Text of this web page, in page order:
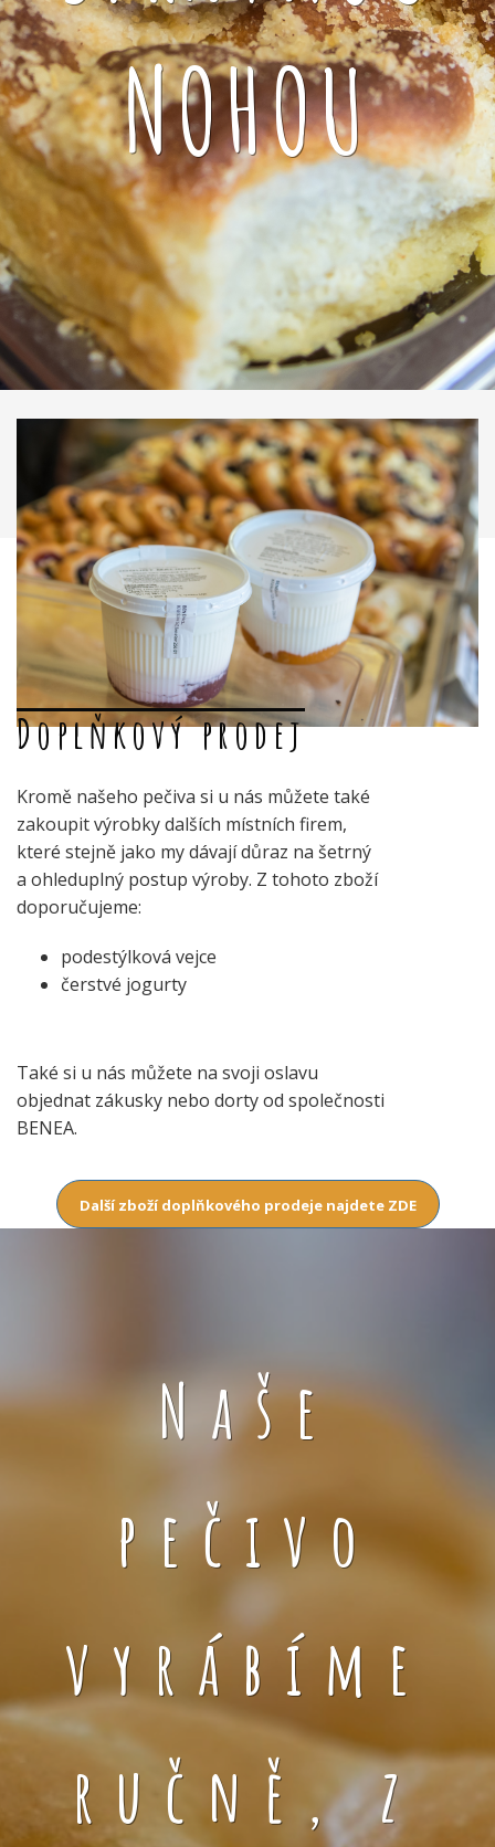
NOHOU
Doplňkový prodej
Kromě našeho pečiva si u nás můžete také
zakoupit výrobky dalších místních firem,
které stejně jako my dávají důraz na šetrný
a ohleduplný postup výroby. Z tohoto zboží
doporučujeme:
podestýlková vejce
čerstvé jogurty
Také si u nás můžete na svoji oslavu
objednat zákusky nebo dorty od společnosti
BENEA.
Další zboží doplňkového prodeje najdete ZDE
Naše
pečivo
vyrábíme
ručně, z